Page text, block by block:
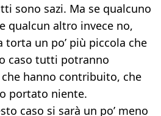
sono sazi. Ma se qualcuno
qualcun altro invece no,
torta un po’ più piccola che
caso tutti potranno
hanno contribuito, che
portato niente.
caso si sarà un po’ meno